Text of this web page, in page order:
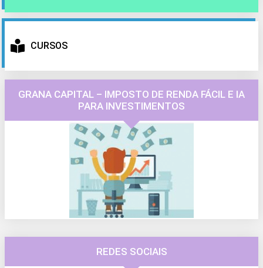
CURSOS
GRANA CAPITAL – IMPOSTO DE RENDA FÁCIL E IA
PARA INVESTIMENTOS
REDES SOCIAIS